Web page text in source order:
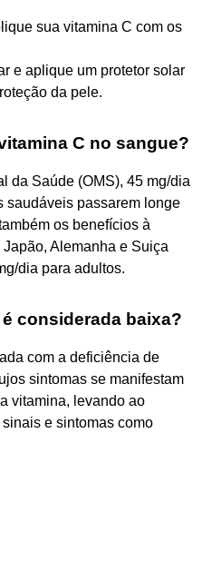
sua vitamina C com os
e aplique um protetor solar
da pele.
C no sangue?
da Saúde (OMS), 45 mg/dia
saudáveis passarem longe
os benefícios à
Alemanha e Suiça
dia para adultos.
considerada baixa?
com a deficiência de
sintomas se manifestam
vitamina, levando ao
e sintomas como